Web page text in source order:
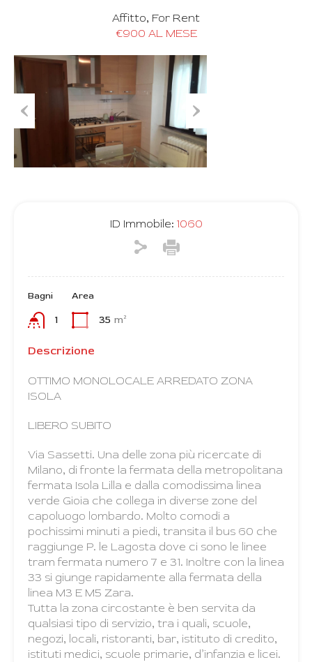
Affitto, For Rent
€900 AL MESE
Previous Next
ID Immobile:1060
Bagni
1
Area
35 m²
Descrizione
OTTIMO MONOLOCALE ARREDATO ZONA
ISOLA
LIBERO SUBITO
Via Sassetti. Una delle zona più ricercate di
Milano, di fronte la fermata della metropolitana
fermata Isola Lilla e dalla comodissima linea
verde Gioia che collega in diverse zone del
capoluogo lombardo. Molto comodi a
pochissimi minuti a piedi, transita il bus 60 che
raggiunge P. le Lagosta dove ci sono le linee
tram fermata numero 7 e 31. Inoltre con la linea
33 si giunge rapidamente alla fermata della
linea M3 E M5 Zara.
Tutta la zona circostante è ben servita da
qualsiasi tipo di servizio, tra i quali, scuole,
negozi, locali, ristoranti, bar, istituto di credito,
istituti medici, scuole primarie, d’infanzia e licei.